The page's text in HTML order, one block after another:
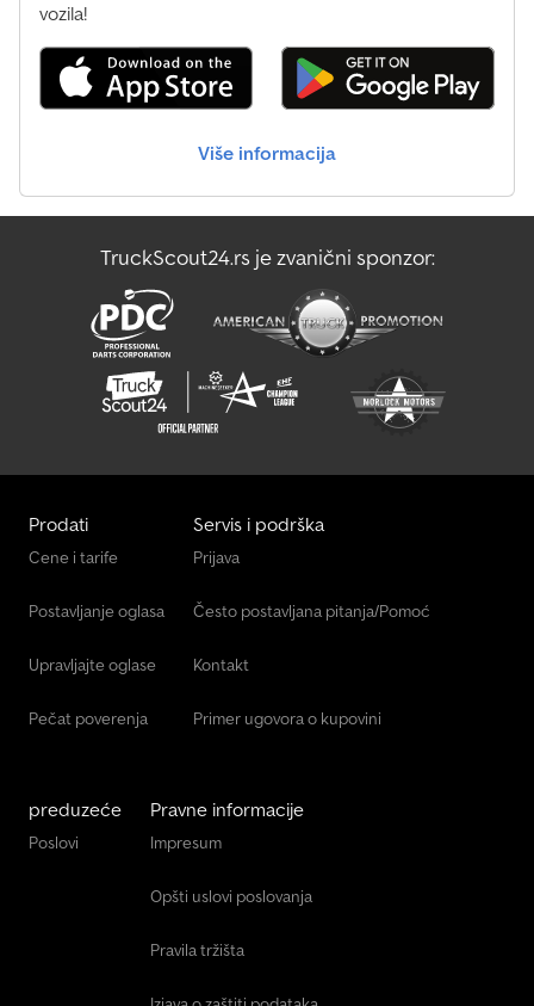
vozila!
Više informacija
TruckScout24.rs je zvanični sponzor:
Prodati
Cene i tarife
Postavljanje oglasa
Upravljajte oglase
Pečat poverenja
Servis i podrška
Prijava
Često postavljana pitanja/Pomoć
Kontakt
Primer ugovora o kupovini
preduzeće
Poslovi
Pravne informacije
Impresum
Opšti uslovi poslovanja
Pravila tržišta